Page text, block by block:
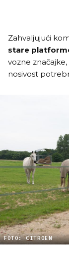
Zahvaljujući
stare
vozne
nosivost
FOTO: CITROEN